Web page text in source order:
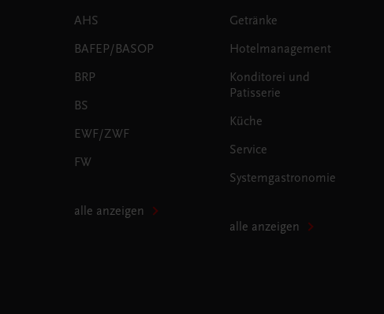
AHS
BAFEP/BASOP
BRP
BS
EWF/ZWF
FW
alle anzeigen
Getränke
Hotelmanagement
Konditorei und
Patisserie
Küche
Service
Systemgastronomie
alle anzeigen